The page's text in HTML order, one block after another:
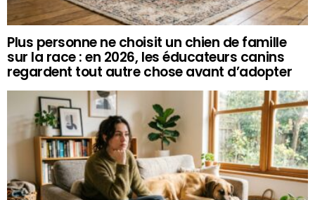
Plus personne ne choisit un chien de famille
sur la race : en 2026, les éducateurs canins
regardent tout autre chose avant d’adopter